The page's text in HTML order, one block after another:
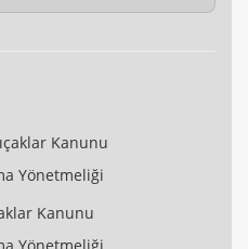
Kanunu
Yönetmeliği
Kanunu